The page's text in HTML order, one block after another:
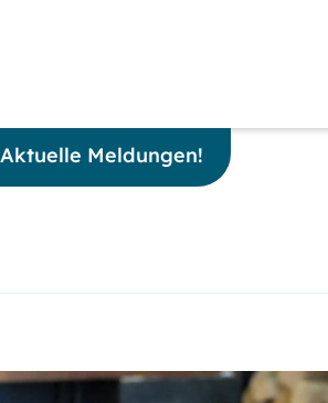
Aktuelle Meldungen!